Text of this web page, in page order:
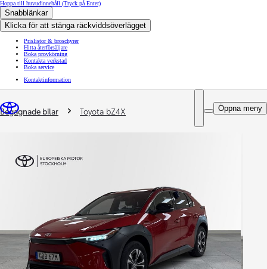
Hoppa till huvudinnehåll (Tryck på Enter)
Snabblänkar
Klicka för att stänga räckviddsöverlägget
Prislistor & broschyrer
Hitta återförsäljare
Boka provkörning
Kontakta verkstad
Boka service
Kontaktinformation
Öppna meny
You are here
Begagnade bilar Toyota bZ4X